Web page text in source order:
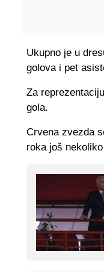
Ukupno je u
golova i pet
Za
gola.
Crvena zvezda
roka još